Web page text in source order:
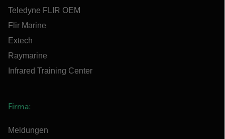
Teledyne FLIR OEM
Flir Marine
Extech
Raymarine
Infrared Training Center
Firma:
Meldungen